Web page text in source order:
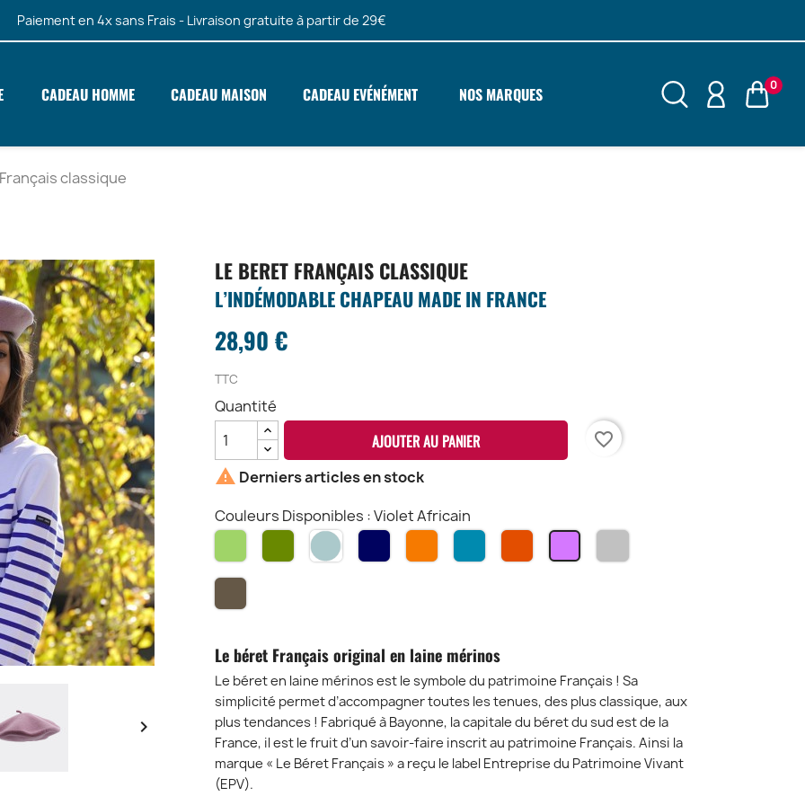
Paiement en 4x sans Frais - Livraison gratuite à partir de 29€
CADEAU HOMME CADEAU MAISON CADEAU EVÉNÉMENT NOS MARQUES 0
classique

LE BERET FRANÇAIS CLASSIQUE
L’INDÉMODABLE CHAPEAU MADE IN FRANCE
28,90 €
TTC
Quantité
AJOUTER AU PANIER
favorite_border
 Derniers articles en stock
Couleurs Disponibles : Violet Africain
Vert Kaki Denim Marine CitrouilleBleu
Crepuscule
ChasseurViolet
Africain
Gris
Chiné
Camel
Centdé
Le béret Français original en laine mérinos
Le béret en laine mérinos est le symbole du patrimoine Français ! Sa
simplicité permet d’accompagner toutes les tenues, des plus classique, aux
plus tendances ! Fabriqué à Bayonne, la capitale du béret du sud est de la
France, il est le fruit d’un savoir-faire inscrit au patrimoine Français. Ainsi la
marque « Le Béret Français » a reçu le label Entreprise du Patrimoine Vivant
(EPV).